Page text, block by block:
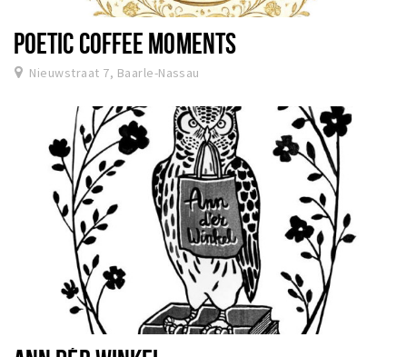
POETIC COFFEE MOMENTS
Nieuwstraat 7, Baarle-Nassau